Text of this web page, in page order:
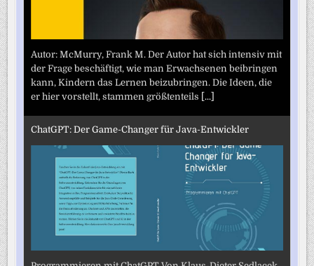
Autor: McMurry, Frank M. Der Autor hat sich intensiv mit
der Frage beschäftigt, wie man Erwachsenen beibringen
kann, Kindern das Lernen beizubringen. Die Ideen, die
er hier vorstellt, stammen größtenteils [...]
ChatGPT: Der Game-Changer für Java-Entwickler